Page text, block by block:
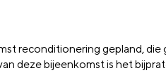
reconditionering gepland,
deze bijeenkomst is het